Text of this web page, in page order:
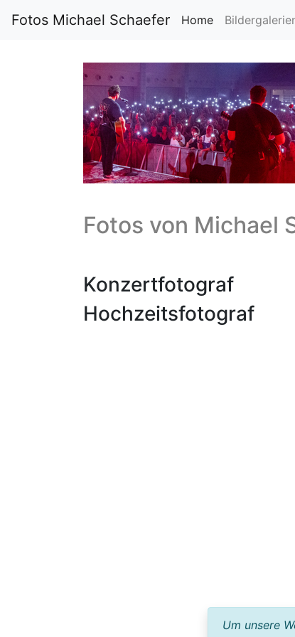
Fotos Michael Schaefer Home
Fotos von Michael
Konzertfotograf
Hochzeitsfotograf
Um unsere